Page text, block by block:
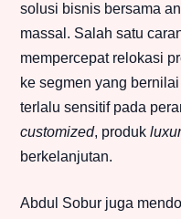
solusi bisnis bersama
massal. Salah satu
mempercepat relokasi
ke segmen yang
terlalu sensitif pada
customized, produk
berkelanjutan.
Abdul Sobur juga